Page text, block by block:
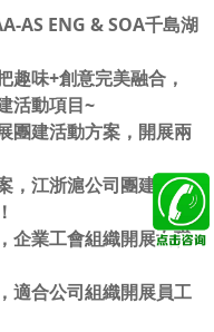
AS ENG & SOA千島湖
趣味+創意完美融合，
活動項目~
團建活動方案，開展兩
，江浙滬公司團建拓展
企業工會組織開展女職
適合公司組織開展員工